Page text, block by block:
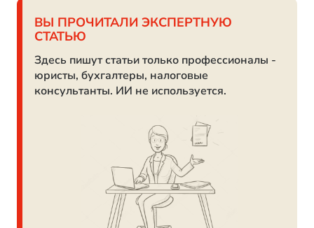
ВЫ ПРОЧИТАЛИ ЭКСПЕРТНУЮ
СТАТЬЮ
Здесь пишут статьи только профессионалы -
юристы, бухгалтеры, налоговые
консультанты. ИИ не используется.